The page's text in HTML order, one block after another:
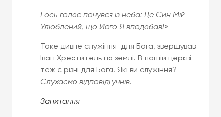
І ось голос почувся із неба: Це Син Мій
Улюблений, що Його Я вподобав!»
Таке дивне служіння для Бога, звершував
Іван Хреститель на землі. В нашій церкві
теж є різні для Бога. Які ви служіння?
Слухаємо відповіді учнів.
Запитання